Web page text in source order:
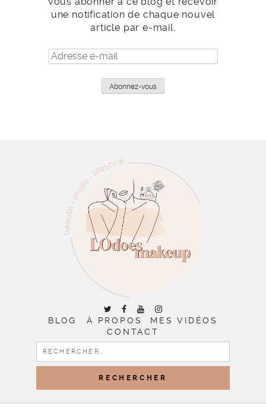
une notification de chaque nouvel
article par e-mail.
Adresse
e-
Abonnez-vous
BLOG À PROPOS
MES VIDÉOS
CONTACT
RECHERCHER :